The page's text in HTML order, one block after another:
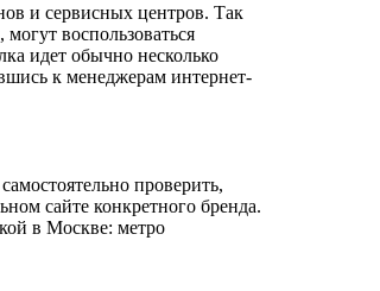
и сервисных центров. Так
воспользоваться
идет обычно несколько
к менеджерам интернет-
проверить,
сайте конкретного бренда.
в Москве: метро